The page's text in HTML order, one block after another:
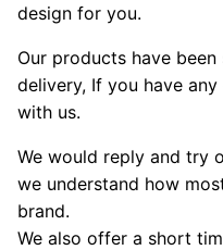
design for you.
Our products have
delivery, If you have
with us.
We would reply and try
we understand how
brand.
We also offer a short